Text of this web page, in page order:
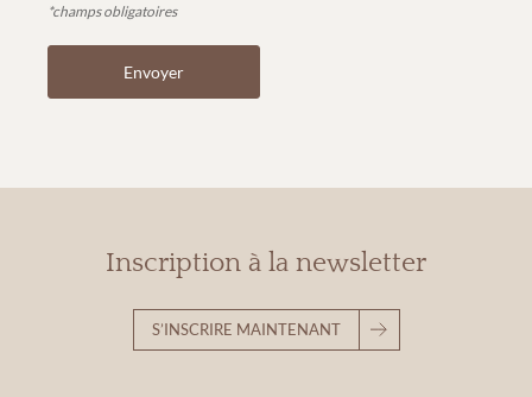
*champs obligatoires
Envoyer
Inscription à la newsletter
S’INSCRIRE MAINTENANT